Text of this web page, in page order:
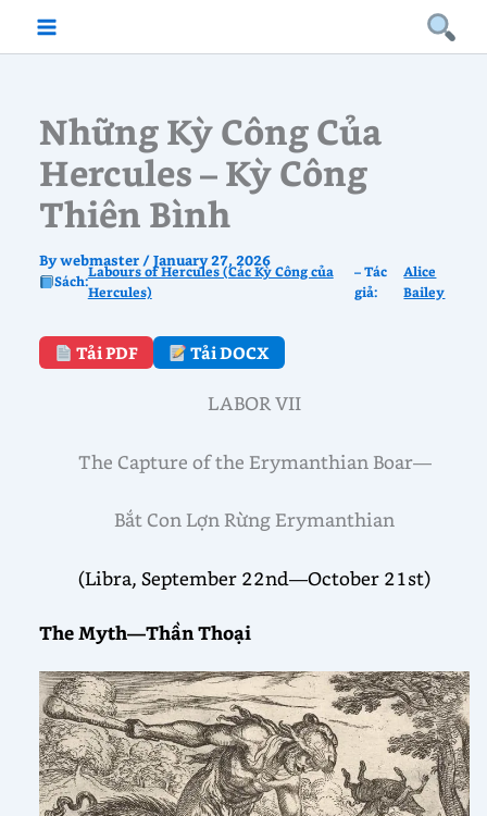
Những Kỳ Công Của
Hercules – Kỳ Công
Thiên Bình
Bywebmaster /January 27, 2026
Sách:
Labours of Hercules (Các Kỳ Công của
Hercules)
– Tác
giả:
Alice
Bailey
Tải PDF Tải DOCX
LABOR VII
The Capture of the Erymanthian Boar—
Bắt Con Lợn Rừng Erymanthian
(Libra, September 22nd—October 21st)
The Myth—Thần Thoại